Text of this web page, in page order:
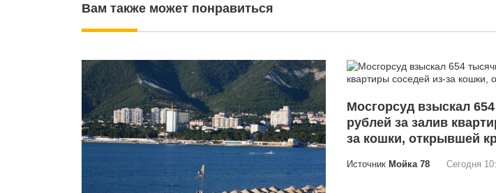
Вам также может понравиться
Мосгорсуд взыскал
рублей за залив
за кошки, открывшей
Источник Мойка 78 Сегодня